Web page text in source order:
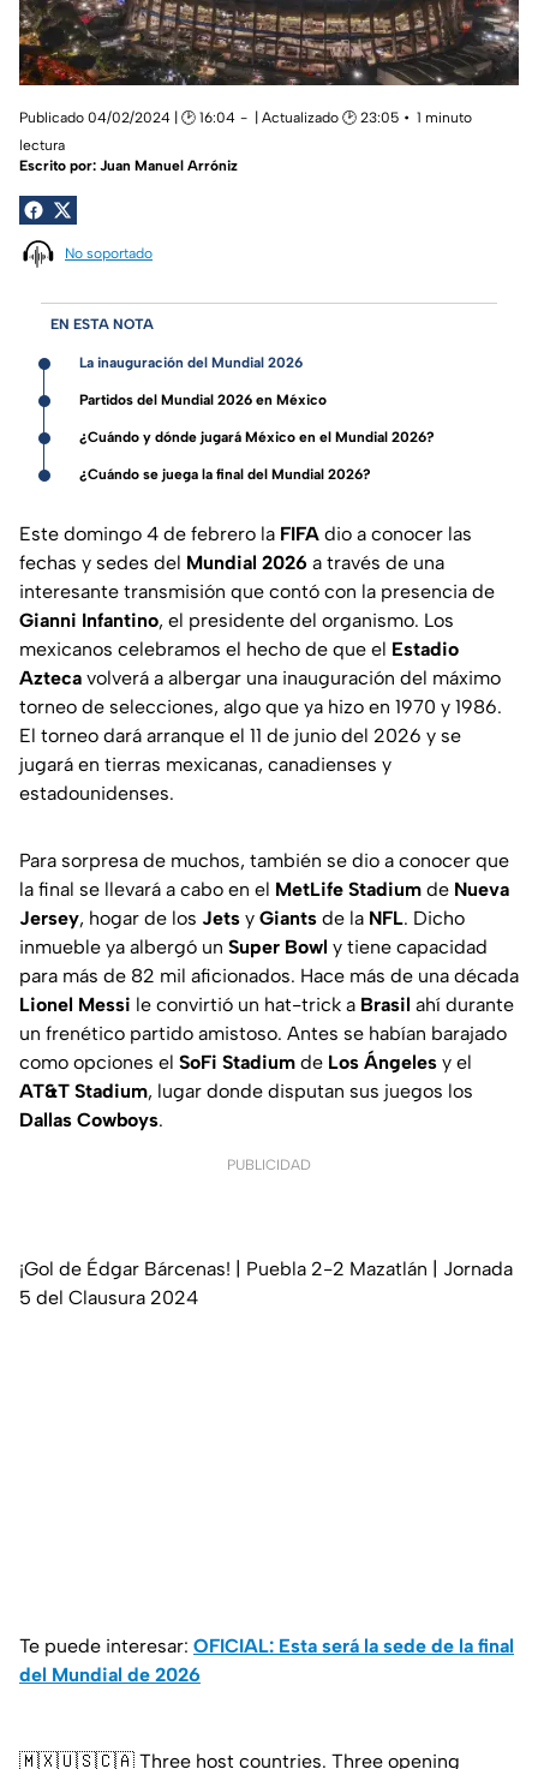
Publicado 04/02/2024 | 🕑 16:04 | Actualizado 🕑 23:05
1 minuto
lectura
Escrito por: Juan Manuel Arróniz
No soportado
EN ESTA NOTA
La inauguración del Mundial 2026
Partidos del Mundial 2026 en México
¿Cuándo y dónde jugará México en el Mundial 2026?
¿Cuándo se juega la final del Mundial 2026?
Este domingo 4 de febrero la FIFA dio a conocer las
fechas y sedes del Mundial 2026 a través de una
interesante transmisión que contó con la presencia de
Gianni Infantino, el presidente del organismo. Los
mexicanos celebramos el hecho de que el Estadio
Azteca volverá a albergar una inauguración del máximo
torneo de selecciones, algo que ya hizo en 1970 y 1986.
El torneo dará arranque el 11 de junio del 2026 y se
jugará en tierras mexicanas, canadienses y
estadounidenses.
Para sorpresa de muchos, también se dio a conocer que
la final se llevará a cabo en el MetLife Stadium de Nueva
Jersey, hogar de los Jets y Giants de la NFL. Dicho
inmueble ya albergó un Super Bowl y tiene capacidad
para más de 82 mil aficionados. Hace más de una década
Lionel Messi le convirtió un hat-trick a Brasil ahí durante
un frenético partido amistoso. Antes se habían barajado
como opciones el SoFi Stadium de Los Ángeles y el
AT&T Stadium, lugar donde disputan sus juegos los
Dallas Cowboys.
PUBLICIDAD
¡Gol de Édgar Bárcenas! | Puebla 2-2 Mazatlán | Jornada
5 del Clausura 2024
Te puede interesar: OFICIAL: Esta será la sede de la final
del Mundial de 2026
🇲🇽🇺🇸🇨🇦 Three host countries. Three opening